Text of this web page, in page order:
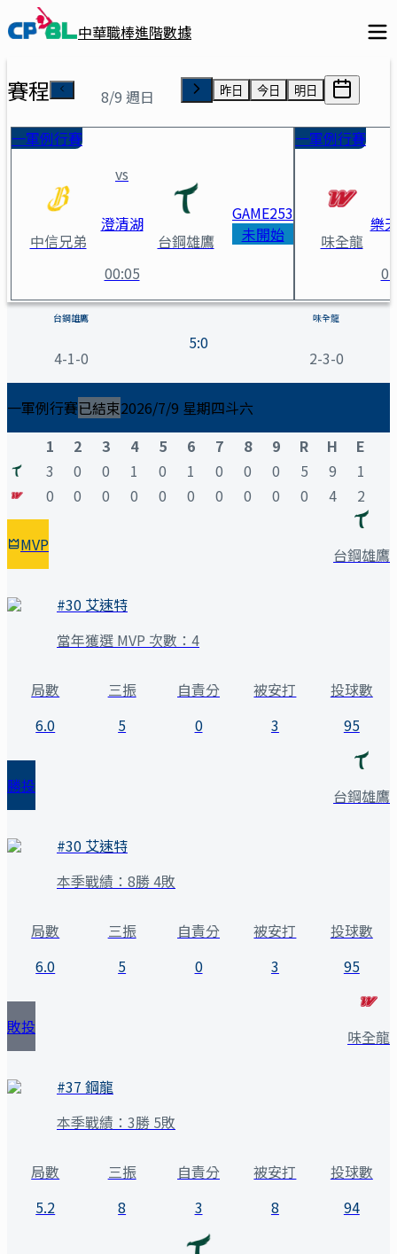
中華職棒進階數據
賽程 8/9 週日 昨日 今日 明日
一軍例行賽
中信兄弟
vs
澄清湖
00:05
台鋼雄鷹
GAME253
未開始
一軍例行賽
味全龍
樂
台鋼雄鷹 vs 味全龍 賽事詳情
台鋼雄鷹
4-1-0
5:0
味全龍
2-3-0
一軍例行賽已結束2026/7/9 星期四斗六
1
2 3 4 5 6 7 8 9 R H
E
3
0 0 1 0 1 0 0 0 5 9
1
0
0 0 0 0 0 0 0 0 0 4 2
MVP 台鋼雄鷹
#30 艾速特
當年獲選 MVP 次數： 4
局數
6.0
三振
5
自責分
0
被安打
3
投球數
95
勝投 台鋼雄鷹
#30 艾速特
本季戰績： 8勝 4敗
局數
6.0
三振
5
自責分
0
被安打
3
投球數
95
敗投 味全龍
#37 鋼龍
本季戰績： 3勝 5敗
局數
5.2
三振
8
自責分
3
被安打
8
投球數
94